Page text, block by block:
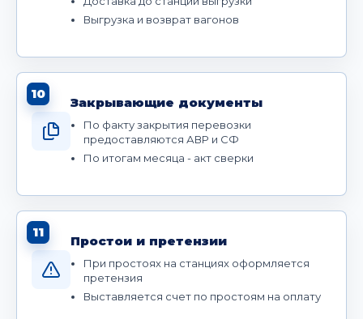
Выгрузка и возврат вагонов
10
Закрывающие документы
По факту закрытия перевозки
предоставляются АВР и СФ
По итогам месяца - акт сверки
11
Простои и претензии
При простоях на станциях оформляется
претензия
Выставляется счет по простоям на оплату